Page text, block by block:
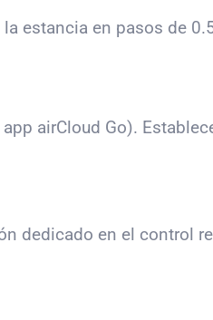
estancia en pasos de
airCloud Go).
dedicado en el control